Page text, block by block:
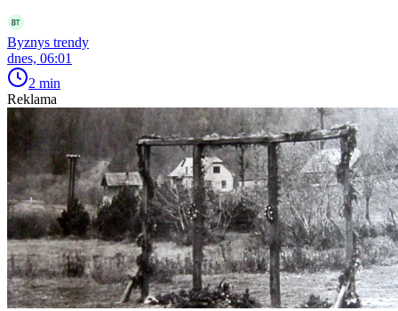
Byznys trendy
dnes, 06:01
2 min
Reklama